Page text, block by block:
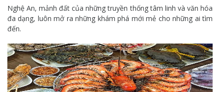
Nghệ An, mảnh đất của những truyền thống tâm linh và văn hóa
đa dạng, luôn mở ra những khám phá mới mẻ cho những ai tìm
đến.